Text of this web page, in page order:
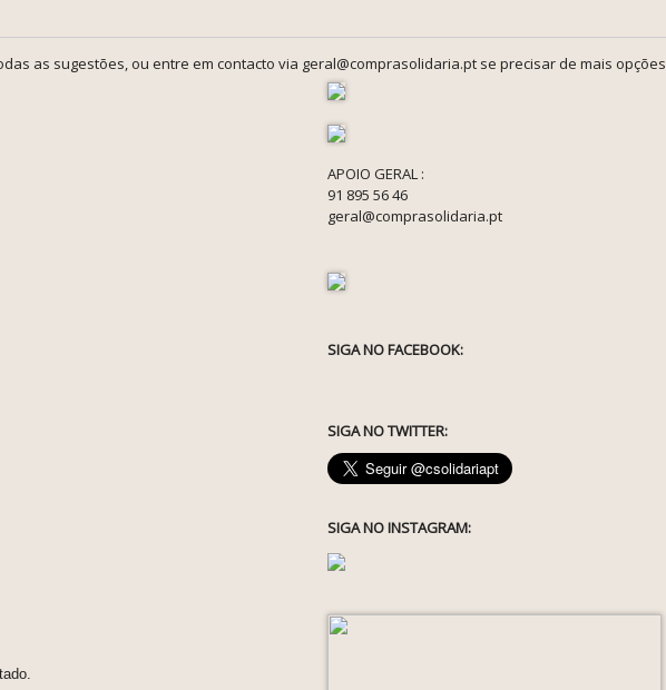
as sugestões, ou entre em contacto via geral@comprasolidaria.pt se precisar de mais opções
APOIO GERAL :
91 895 56 46
geral@comprasolidaria.pt
SIGA NO FACEBOOK:
SIGA NO TWITTER:
SIGA NO INSTAGRAM: